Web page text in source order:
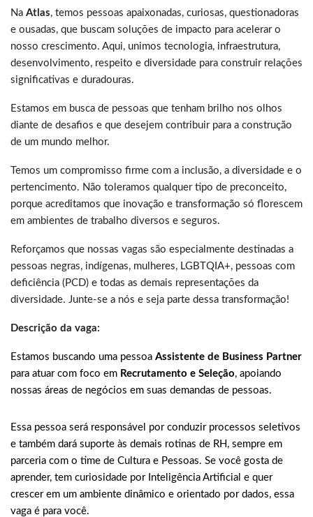
Na Atlas, temos pessoas apaixonadas, curiosas, questionadoras
e ousadas, que buscam soluções de impacto para acelerar o
nosso crescimento. Aqui, unimos tecnologia, infraestrutura,
desenvolvimento, respeito e diversidade para construir relações
significativas e duradouras.
Estamos em busca de pessoas que tenham brilho nos olhos
diante de desafios e que desejem contribuir para a construção
de um mundo melhor.
Temos um compromisso firme com a inclusão, a diversidade e o
pertencimento. Não toleramos qualquer tipo de preconceito,
porque acreditamos que inovação e transformação só florescem
em ambientes de trabalho diversos e seguros.
Reforçamos que nossas vagas são especialmente destinadas a
pessoas negras, indígenas, mulheres, LGBTQIA+, pessoas com
deficiência (PCD) e todas as demais representações da
diversidade. Junte-se a nós e seja parte dessa transformação!
Descrição da vaga:
Estamos buscando uma pessoa Assistente de Business Partner
para atuar com foco em Recrutamento e Seleção, apoiando
nossas áreas de negócios em suas demandas de pessoas.
Essa pessoa será responsável por conduzir processos seletivos
e também dará suporte às demais rotinas de RH, sempre em
parceria com o time de Cultura e Pessoas. Se você gosta de
aprender, tem curiosidade por Inteligência Artificial e quer
crescer em um ambiente dinâmico e orientado por dados, essa
vaga é para você.